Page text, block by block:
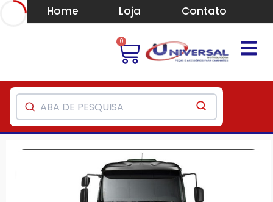
Home Loja Contato
0